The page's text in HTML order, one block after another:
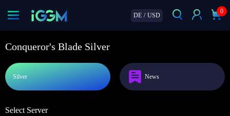
DE / USD
0
Conqueror's Blade Silver
Silver News
Select Server